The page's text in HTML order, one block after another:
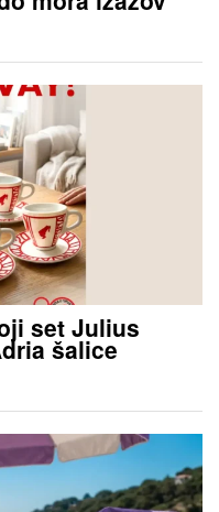
set Julius
šalice